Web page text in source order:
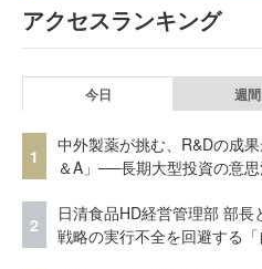
アクセスランキング
今日 週間
1
中外製薬が挑む、R&Dの成
＆A」──長期大型投資の意
2
日清食品HD経営管理部 部長
戦略の実行不全を回避する